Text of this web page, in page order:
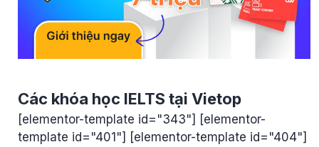
Các khóa học IELTS tại Vietop
[elementor-template id="343"] [elementor-
template id="401"] [elementor-template id="404"]